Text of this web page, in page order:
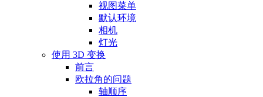
视图菜单
默认环境
相机
灯光
使用 3D 变换
前言
欧拉角的问题
轴顺序